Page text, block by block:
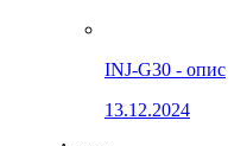
INJ-G30 - опис
13.12.2024